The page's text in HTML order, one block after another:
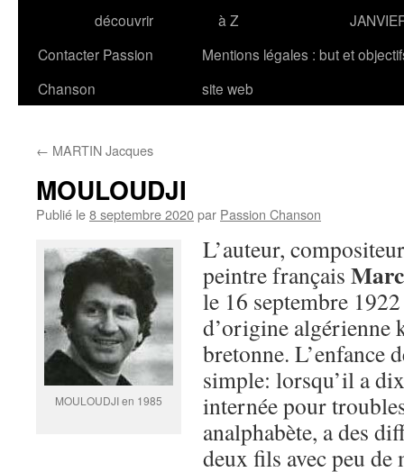
découvrir
à Z
Contacter Passion
Chanson
Mentions légales : but et
site web
← MARTIN Jacques
MOULOUDJI
Publié le8 septembre 2020par Passion Chanson
MOULOUDJI en 1985
L’auteur,
peintre français
le 16 septembre
d’origine algérienne
bretonne. L’enfance
simple: lorsqu’il a
internée pour
analphabète, a des
deux fils avec peu de